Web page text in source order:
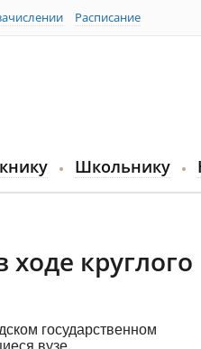
Расписание
Школьнику
круглого
государственном
вузе,